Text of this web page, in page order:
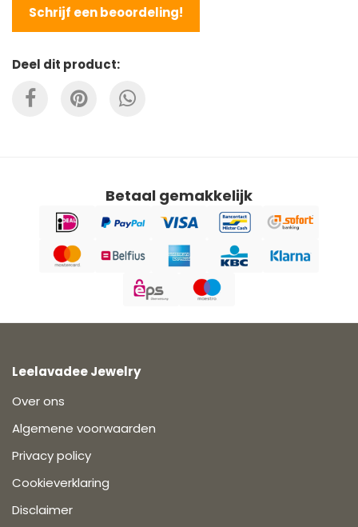
Schrijf een beoordeling!
Deel dit product:
Betaal gemakkelijk
Leelavadee Jewelry
Over ons
Algemene voorwaarden
Privacy policy
Cookieverklaring
Disclaimer